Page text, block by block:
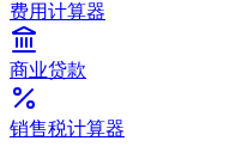
费用计算器
商业贷款
销售税计算器